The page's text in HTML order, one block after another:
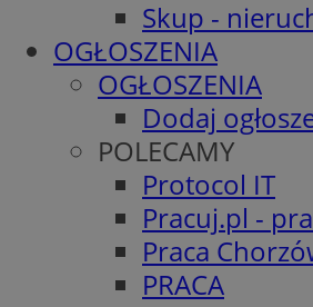
Skup -
OGŁOSZENIA
OGŁOSZENIA
Dodaj
POLECAMY
Protocol IT
Pracuj.pl -
Praca
PRACA